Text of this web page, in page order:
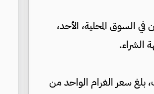
من المواطنين في السوق المحلية، الأحد،
بلغ سعر الغرام الواحد من